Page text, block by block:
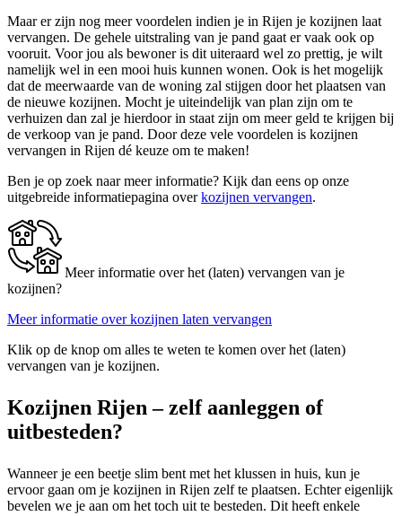
Maar er zijn nog meer voordelen indien je in Rijen je kozijnen laat
vervangen. De gehele uitstraling van je pand gaat er vaak ook op
vooruit. Voor jou als bewoner is dit uiteraard wel zo prettig, je wilt
namelijk wel in een mooi huis kunnen wonen. Ook is het mogelijk
dat de meerwaarde van de woning zal stijgen door het plaatsen van
de nieuwe kozijnen. Mocht je uiteindelijk van plan zijn om te
verhuizen dan zal je hierdoor in staat zijn om meer geld te krijgen bij
de verkoop van je pand. Door deze vele voordelen is kozijnen
vervangen in Rijen dé keuze om te maken!
Ben je op zoek naar meer informatie? Kijk dan eens op onze
uitgebreide informatiepagina overkozijnen vervangen.
Meer informatie over het (laten) vervangen van je
kozijnen?
Meer informatie over kozijnen laten vervangen
Klik op de knop om alles te weten te komen over het (laten)
vervangen van je kozijnen.
Kozijnen Rijen – zelf aanleggen of
uitbesteden?
Wanneer je een beetje slim bent met het klussen in huis, kun je
ervoor gaan om je kozijnen in Rijen zelf te plaatsen. Echter eigenlijk
bevelen we je aan om het toch uit te besteden. Dit heeft enkele